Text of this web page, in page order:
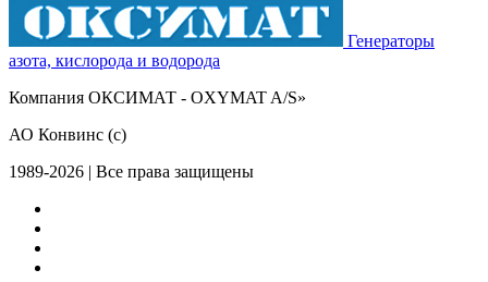
Генераторы
азота, кислорода и водорода
Компания ОКСИМАТ - OXYMAT A/S»
АО Конвинс (с)
1989-2026 | Все права защищены